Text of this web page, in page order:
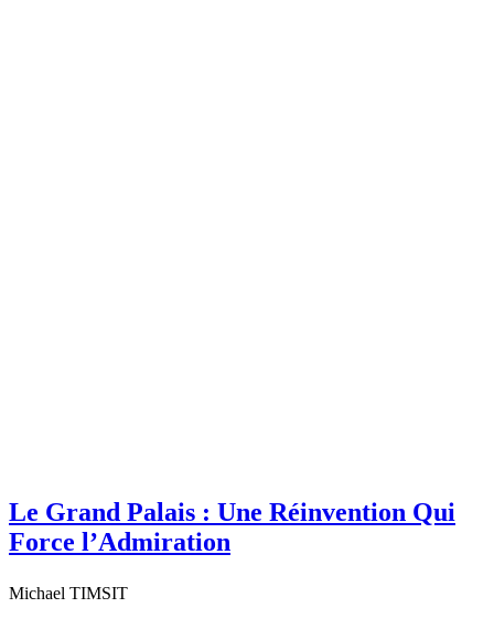
Le Grand Palais : Une Réinvention Qui
Force l’Admiration
Michael TIMSIT